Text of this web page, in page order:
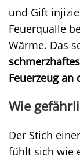
und Gift
Feuerqualle
Wärme. Das
Feuerzeug an
Wie
Der Stich
fühlt sich wie